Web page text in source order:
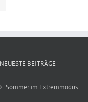
NEUESTE BEITRÄGE
Sommer im Extremmodus